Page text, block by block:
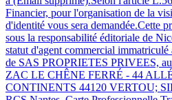
Financier, pour l'organisation de la
d'identité vous sera demandée.Cette
sous la responsabilité éditoriale de
statut d'agent commercial
de SAS PROPRIETES PRIVEES,
ZAC LE CHÊNE FERRÉ - 44
CONTINENTS 44120 VERTOU;